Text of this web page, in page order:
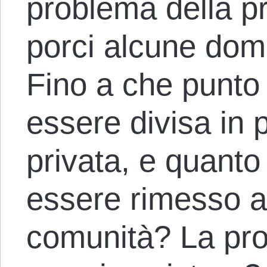
problema della
porci alcune
Fino a che
essere divisa in
privata, e
essere rimesso
comunità? La